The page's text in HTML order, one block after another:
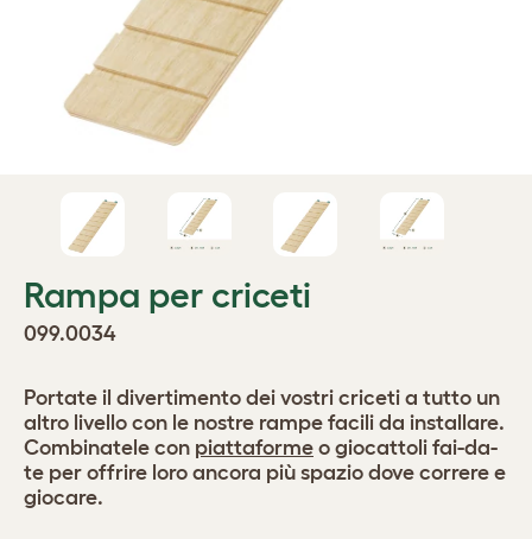
Rampa per criceti
099.0034
Portate il divertimento dei vostri criceti a tutto un
altro livello con le nostre rampe facili da installare.
Combinatele con piattaforme o giocattoli fai-da-
te per offrire loro ancora più spazio dove correre e
giocare.